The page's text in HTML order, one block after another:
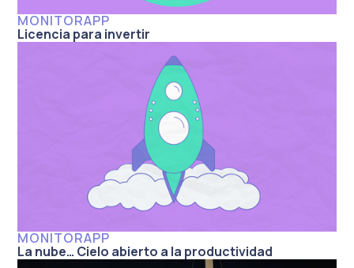
MONITORAPP
Licencia para invertir
MONITORAPP
La nube… Cielo abierto a la productividad